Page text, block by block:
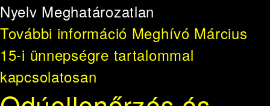
Nyelv Meghatározatlan
További információ Meghívó Március
15-i ünnepségre tartalommal
kapcsolatosan